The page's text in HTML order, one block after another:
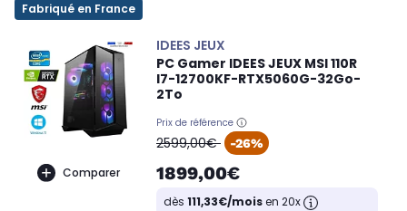
Fabriqué en France
Comparer
IDEES JEUX
PC Gamer IDEES JEUX MSI 110R
I7-12700KF-RTX5060G-32Go-
2To
Prix de référence
oldPrice
2599,00€ -26%
1899,00€
dès 111,33€/moisen 20x